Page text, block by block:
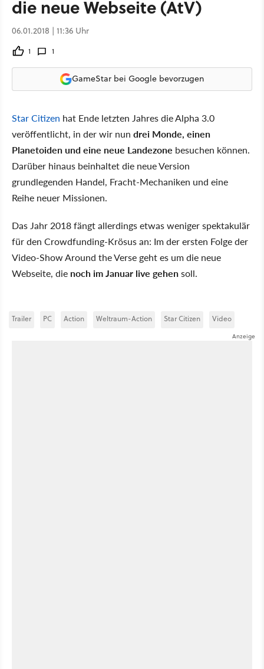
die neue Webseite (AtV)
06.01.2018 | 11:36 Uhr
1 1
GameStar bei Google bevorzugen
Star Citizen hat Ende letzten Jahres die Alpha 3.0
veröffentlicht, in der wir nun drei Monde, einen
Planetoiden und eine neue Landezone besuchen können.
Darüber hinaus beinhaltet die neue Version
grundlegenden Handel, Fracht-Mechaniken und eine
Reihe neuer Missionen.
Das Jahr 2018 fängt allerdings etwas weniger spektakulär
für den Crowdfunding-Krösus an: Im der ersten Folge der
Video-Show Around the Verse geht es um die neue
Webseite, die noch im Januar live gehensoll.
Trailer PC Action Weltraum-Action Star Citizen Video